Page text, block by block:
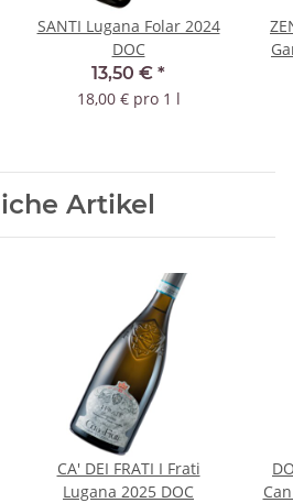
SANTI Lugana Folar 2024
DOC
13,50 € *
18,00 € pro 1 l
Artikel
CA' DEI FRATI I Frati
Lugana 2025 DOC